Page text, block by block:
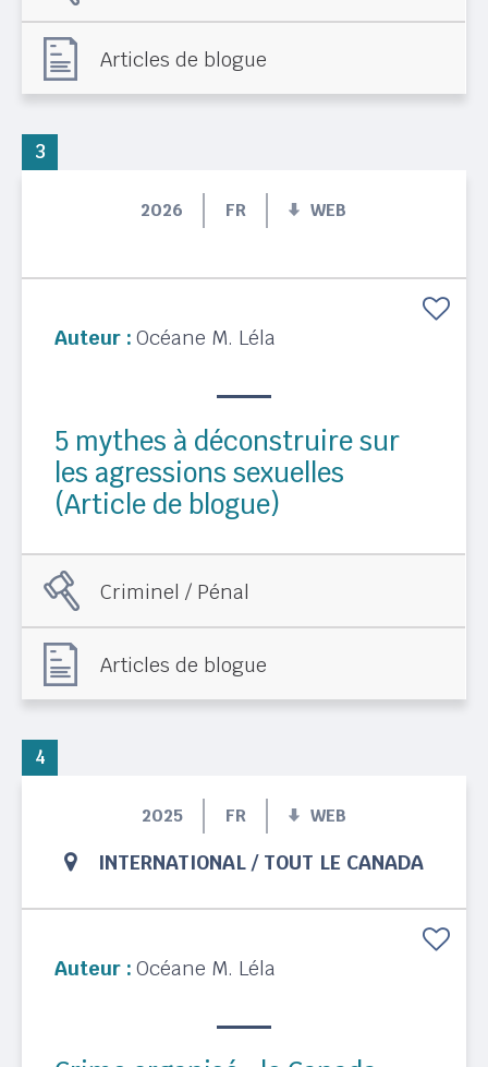
Articles de blogue
2026 FR WEB
Auteur : Océane M. Léla
5 mythes à déconstruire sur
les agressions sexuelles
(Article de blogue)
Criminel / Pénal
Articles de blogue
3
2025 FR WEB
INTERNATIONAL/ TOUT LE CANADA
Auteur : Océane M. Léla
4